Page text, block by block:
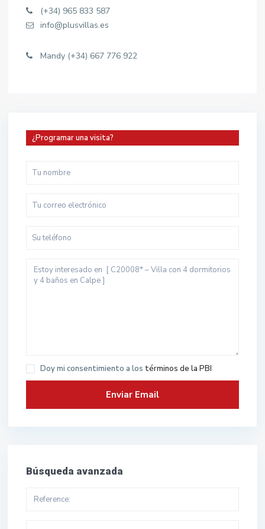
(+34) 965 833 587
info@plusvillas.es
Mandy (+34) 667 776 922
¿Programar una visita?
Doy mi consentimiento a los términos de la PBI
Búsqueda avanzada